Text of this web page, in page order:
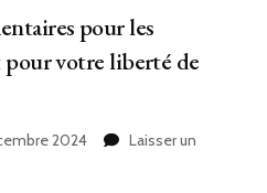
pour les
votre liberté de
2024
Laisser un